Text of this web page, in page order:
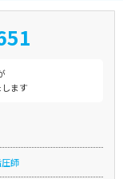
ます
師